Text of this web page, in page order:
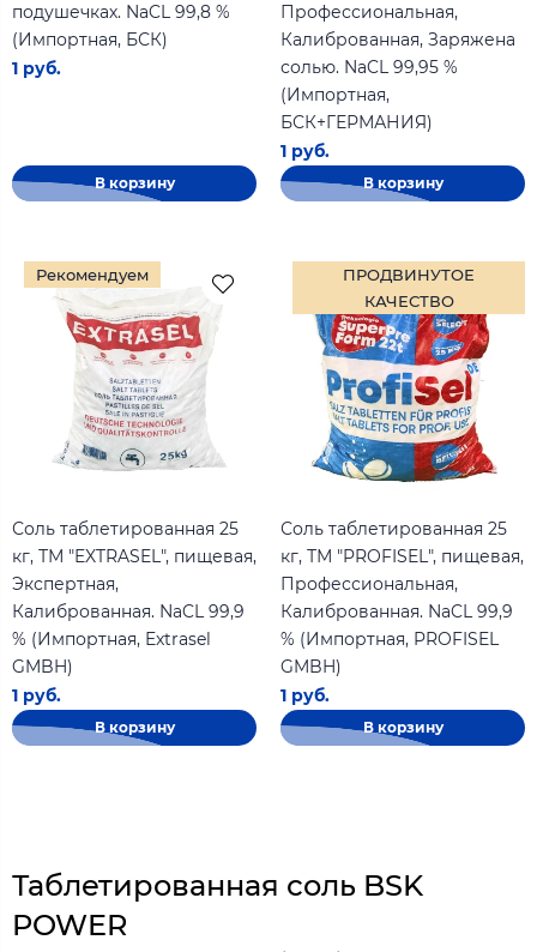
подушечках. NaCL 99,8 %
(Импортная, БСК)
1 руб.
В корзину
Профессиональная,
Калиброванная, Заряжена
солью. NaCL 99,95 %
(Импортная,
БСК+ГЕРМАНИЯ)
1 руб.
В корзину
Рекомендуем
Соль таблетированная 25
кг, ТМ "EXTRASEL", пищевая,
Экспертная,
Калиброванная. NaCL 99,9
% (Импортная, Extrasel
GMBH)
1 руб.
В корзину
ПРОДВИНУТОЕ
КАЧЕСТВО
Соль таблетированная 25
кг, ТМ "PROFISEL", пищевая,
Профессиональная,
Калиброванная. NaCL 99,9
% (Импортная, PROFISEL
GMBH)
1 руб.
В корзину
Таблетированная соль BSK
POWER